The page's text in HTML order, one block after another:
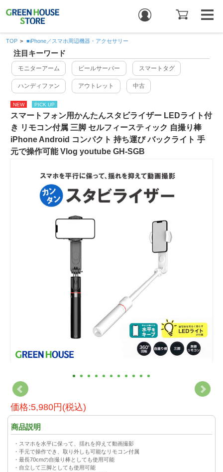
TOP > ■iPhone／スマホ周辺機器・アクセサリー
注目キーワード
モニターアーム ビールサーバー スマートタグ
ハンディファン アウトレット 中古
NEW PICK UP
スマートフォン用かんたんスタビライザー LEDライト付
き リモコン付属 三脚 セルフィースティック 自撮り棒
iPhone Android コンパクト 持ち運び バックライト 手
元で操作可能 Vlog youtube GH-SGB
価格:5,980円(税込)
商品説明
・スマホを水平に保って、揺れを抑えて動画撮影
・手元で操作でき、取り外しも可能なリモコン付属
・最長70cmの自撮り棒としても使用可能
・自立して三脚としても使用可能